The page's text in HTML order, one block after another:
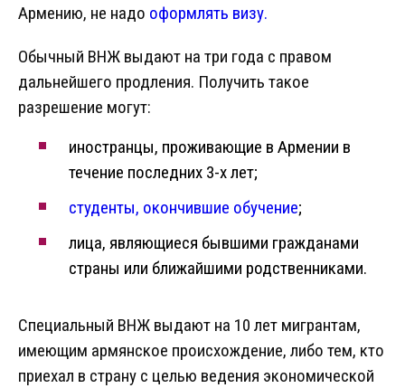
Армению, не надо оформлять визу.
Обычный ВНЖ выдают на три года с правом
дальнейшего продления. Получить такое
разрешение могут:
иностранцы, проживающие в Армении в
течение последних 3-х лет;
студенты, окончившие обучение;
лица, являющиеся бывшими гражданами
страны или ближайшими родственниками.
Специальный ВНЖ выдают на 10 лет мигрантам,
имеющим армянское происхождение, либо тем, кто
приехал в страну с целью ведения экономической